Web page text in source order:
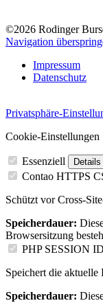
©2026 Rodinger
Navigation
Impressum
Datenschutz
Privatsphäre-
Cookie-Einstellungen
Essenziell Details
Contao HTTPS
Schützt vor Cross-
Speicherdauer:
Browsersitzung
PHP SESSION ID
Speichert die aktuelle
Speicherdauer: